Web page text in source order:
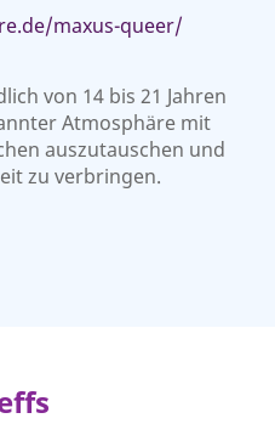
maxus-queer/
von 14 bis 21 Jahren
Atmosphäre mit
auszutauschen und
zu verbringen.